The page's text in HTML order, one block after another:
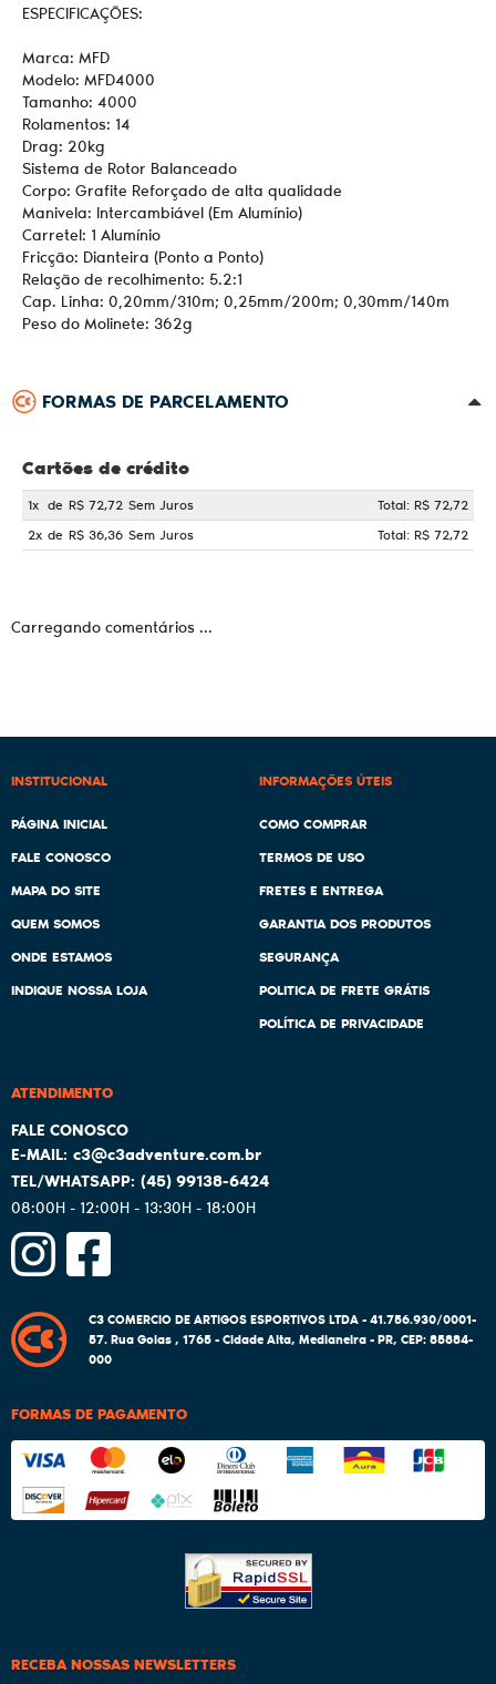
ESPECIFICAÇÕES:
Marca: MFD
Modelo: MFD4000
Tamanho: 4000
Rolamentos: 14
Drag: 20kg
Sistema de Rotor Balanceado
Corpo: Grafite Reforçado de alta qualidade
Manivela: Intercambiável (Em Alumínio)
Carretel: 1 Alumínio
Fricção: Dianteira (Ponto a Ponto)
Relação de recolhimento: 5.2:1
Cap. Linha: 0,20mm/310m; 0,25mm/200m; 0,30mm/140m
Peso do Molinete: 362g
FORMAS DE PARCELAMENTO
Cartões de crédito
1x de R$ 72,72 Sem Juros
Total: R$ 72,72
2x de R$ 36,36 Sem Juros Total: R$ 72,72
Carregando comentários ...
INSTITUCIONAL
PÁGINA INICIAL
FALE CONOSCO
MAPA DO SITE
QUEM SOMOS
ONDE ESTAMOS
INDIQUE NOSSA LOJA
INFORMAÇÕES ÚTEIS
COMO COMPRAR
TERMOS DE USO
FRETES E ENTREGA
GARANTIA DOS PRODUTOS
SEGURANÇA
POLITICA DE FRETE GRÁTIS
POLÍTICA DE PRIVACIDADE
ATENDIMENTO
(45)99138-6424
08:00H - 12:00H - 13:30H - 18:00H
c3@c3adventure.com.br
C3 COMERCIO DE ARTIGOS ESPORTIVOS LTDA - 41.756.930/0001-
57.Rua Goias , 1765-Cidade Alta, Medianeira-PR, CEP: 85884-
000
FORMAS DE PAGAMENTO
RECEBA NOSSAS NEWSLETTERS